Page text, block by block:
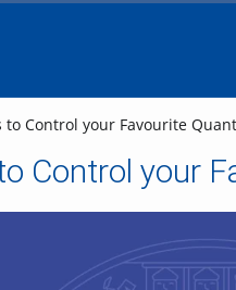
to Control your Favourite
Control your